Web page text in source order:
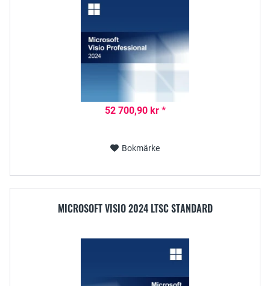
52 700,90 kr *
Bokmärke
MICROSOFT VISIO 2024 LTSC STANDARD